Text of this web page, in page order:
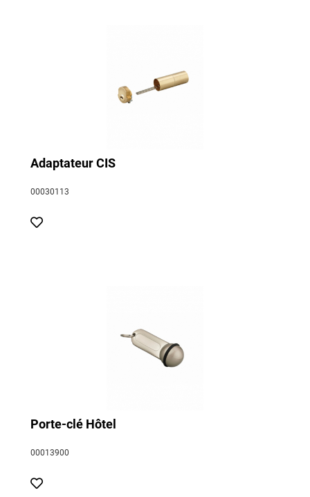
Adaptateur CIS
00030113
Porte-clé Hôtel
00013900